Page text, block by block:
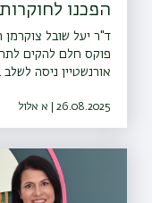
הפכנו
ד"ר יעל שובל צוקרמן
פוקס חלם להקים
אורנשטיין ניסה לשלב
שלהם למחקר ולמקצוע
26.08.2025 | א אלול